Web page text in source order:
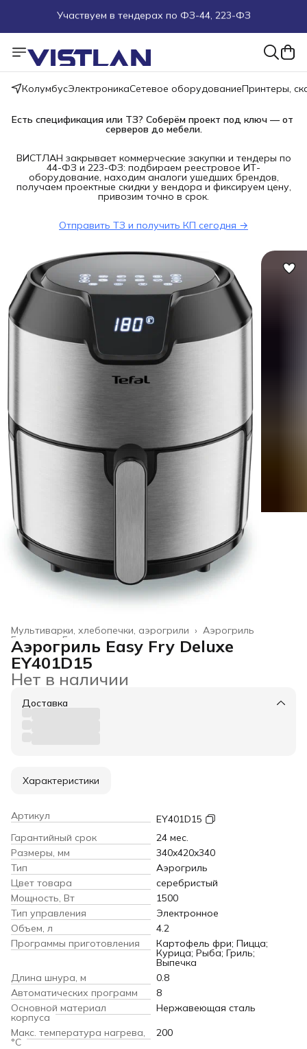
Пуско-наладочные работы
Пришлите запрос на e-mail или в чат
Более 100 000 позиций в наличии и под заказ
КолумбусЭлектроникаСетевое оборудованиеПринтеры,
Есть спецификация или ТЗ? Соберём проект под ключ — от
серверов до мебели.
ВИСТЛАН закрывает коммерческие закупки и тендеры по
44-ФЗ и 223-ФЗ: подбираем реестровое ИТ-
оборудование, находим аналоги ушедших брендов,
получаем проектные скидки у вендора и фиксируем цену,
привозим точно в срок.
Отправить ТЗ и получить КП сегодня →
Аэрогриль
Мультиварки, хлебопечки, аэрогрили ›
Бытовая техника ›
Главная
Аэрогриль Easy Fry Deluxe
EY401D15
Нет в наличии
Доставка
Характеристики
Артикул
EY401D15
Гарантийный срок
24 мес.
Размеры, мм
340x420x340
Тип
Аэрогриль
Цвет товара
серебристый
Мощность, Вт
1500
Тип управления
Электронное
Объем, л
4.2
Программы приготовления
Картофель фри; Пицца;
Курица; Рыба; Гриль;
Выпечка
Длина шнура, м
0.8
Автоматических программ
8
Основной материал
корпуса
Нержавеющая сталь
Макс. температура нагрева,
°С
200